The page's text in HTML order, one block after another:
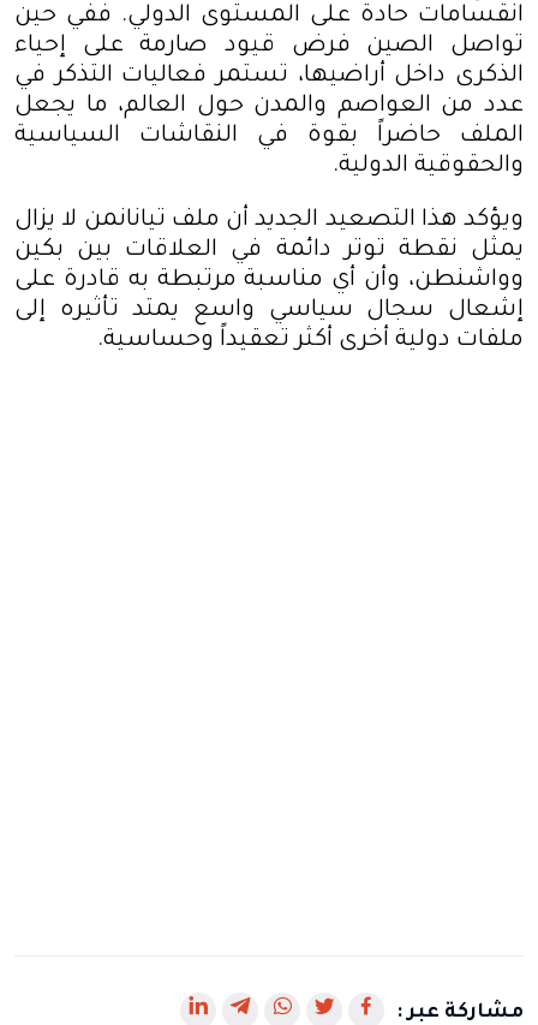
انقسامات حادة على المستوى الدولي. ففي حين
تواصل الصين فرض قيود صارمة على إحياء
الذكرى داخل أراضيها، تستمر فعاليات التذكر في
عدد من العواصم والمدن حول العالم، ما يجعل
الملف حاضراً بقوة في النقاشات السياسية
والحقوقية الدولية.
ويؤكد هذا التصعيد الجديد أن ملف تيانانمن لا يزال
يمثل نقطة توتر دائمة في العلاقات بين بكين
وواشنطن، وأن أي مناسبة مرتبطة به قادرة على
إشعال سجال سياسي واسع يمتد تأثيره إلى
ملفات دولية أخرى أكثر تعقيداً وحساسية.
مشاركة عبر :
رابط رابطرابطرابطرابط